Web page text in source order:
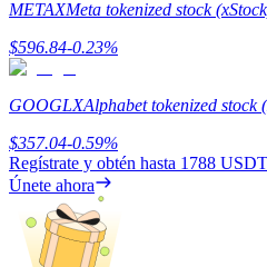
Precious Metals Trading
Trade Gold & Silver · 33,333
METAXMeta tokenized stock
$596.84-0.23%
GOOGLXAlphabet tokenized stock
$357.04-0.59%
Regístrate y obtén hasta 1788 USDT
Únete ahora